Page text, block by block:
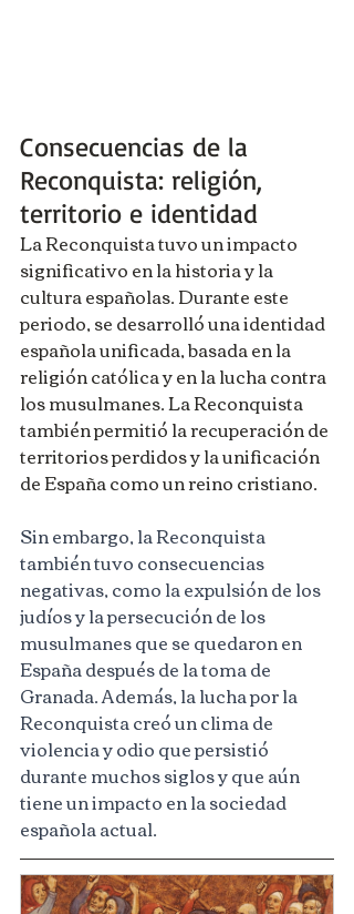
Consecuencias de la
Reconquista: religión,
territorio e identidad
La Reconquista tuvo un impacto
significativo en la historia y la
cultura españolas. Durante este
periodo, se desarrolló una identidad
española unificada, basada en la
religión católica y en la lucha contra
los musulmanes. La Reconquista
también permitió la recuperación de
territorios perdidos y la unificación
de España como un reino cristiano.
Sin embargo, la Reconquista
también tuvo consecuencias
negativas, como la expulsión de los
judíos y la persecución de los
musulmanes que se quedaron en
España después de la toma de
Granada. Además, la lucha por la
Reconquista creó un clima de
violencia y odio que persistió
durante muchos siglos y que aún
tiene un impacto en la sociedad
española actual.